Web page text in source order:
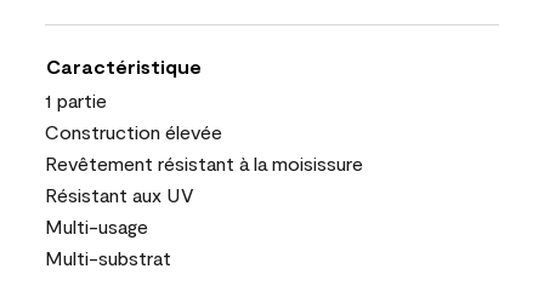
Caractéristique
1 partie
Construction élevée
Revêtement résistant à la moisissure
Résistant aux UV
Multi-usage
Multi-substrat